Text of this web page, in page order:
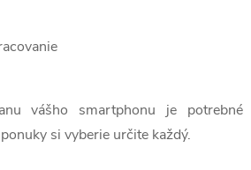
vášho smartphonu je potrebné
si vyberie určite každý.